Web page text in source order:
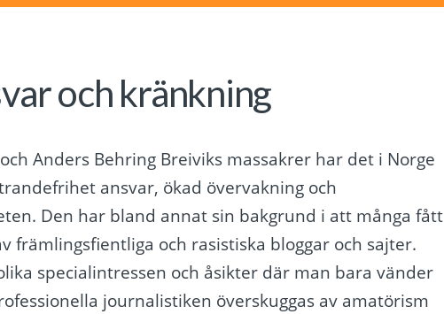
och kränkning
Anders Behring Breiviks massakrer har det i Norge
ansvar, ökad övervakning och
Den har bland annat sin bakgrund i att många fått
främlingsfientliga och rasistiska bloggar och sajter.
specialintressen och åsikter där man bara vänder
journalistiken överskuggas av amatörism